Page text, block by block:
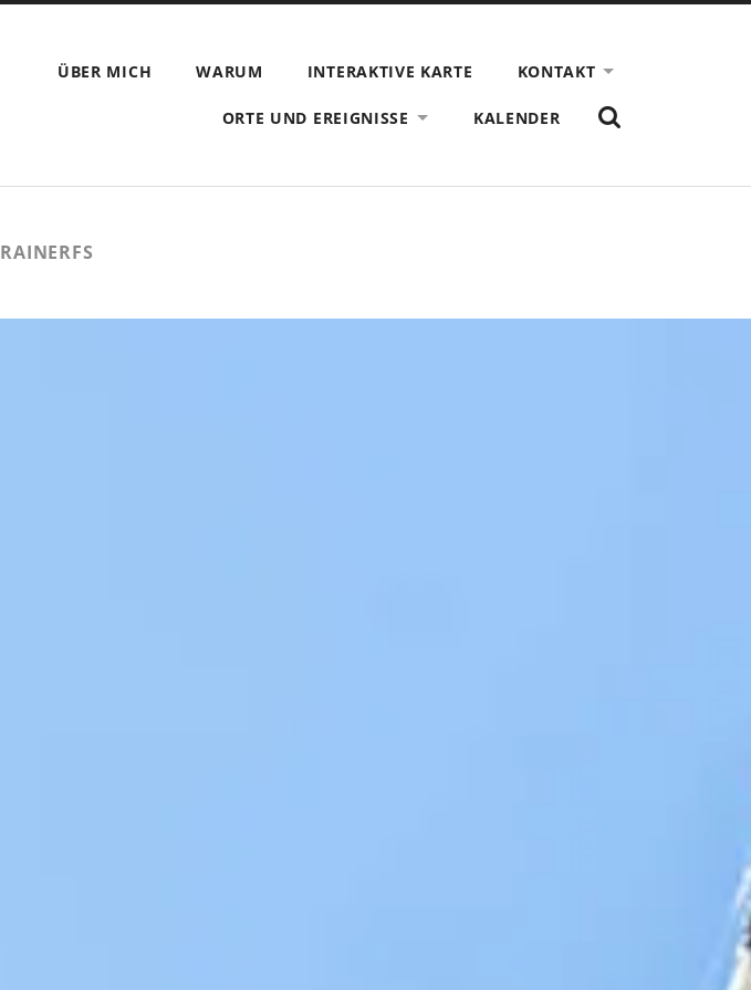
ÜBER MICH WARUM INTERAKTIVE KARTE KONTAKT
ORTE UND EREIGNISSE KALENDER
ZEIGE
DAS
RAINERFS